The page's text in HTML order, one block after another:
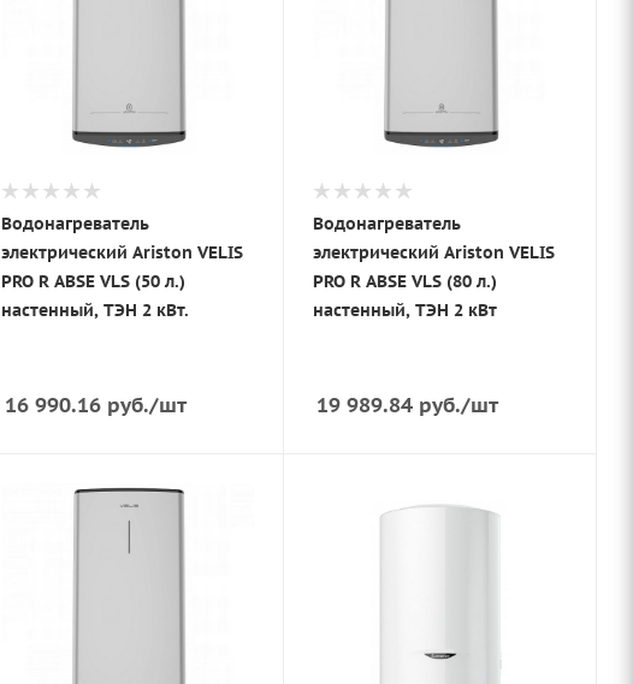
Водонагреватель
электрический Ariston VELIS
PRO R ABSE VLS (50 л.)
настенный, ТЭН 2 кВт.
16 990.16руб./шт
Водонагреватель
электрический Ariston VELIS
PRO R ABSE VLS (80 л.)
настенный, ТЭН 2 кВт
19 989.84 руб./шт